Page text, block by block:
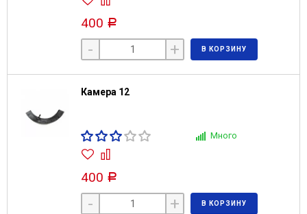
400 Р
- + В КОРЗИНУ
Камера 12
Много
400 Р
- + В КОРЗИНУ